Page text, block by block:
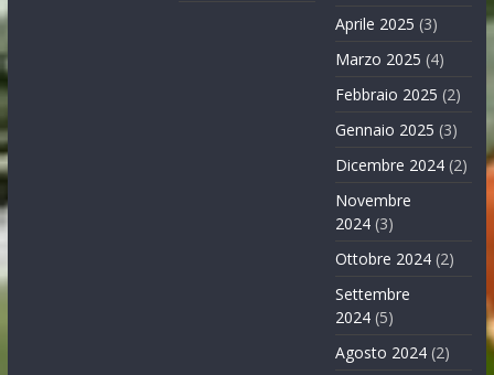
Aprile 2025 (3)
Marzo 2025 (4)
Febbraio 2025 (2)
Gennaio 2025 (3)
Dicembre 2024 (2)
Novembre
2024 (3)
Ottobre 2024 (2)
Settembre
2024 (5)
Agosto 2024 (2)